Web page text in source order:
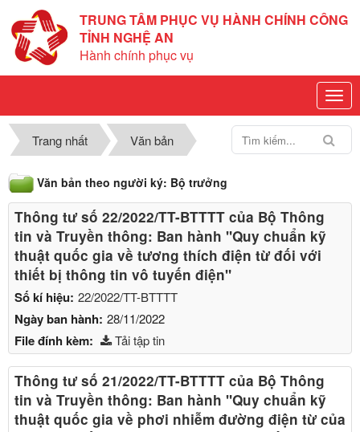
TRUNG TÂM PHỤC VỤ HÀNH CHÍNH CÔNG
TỈNH NGHỆ AN
Hành chính phục vụ
Trang nhất Văn bản
Văn bản theo người ký: Bộ trưởng
Thông tư số 22/2022/TT-BTTTT của Bộ Thông
tin và Truyền thông: Ban hành "Quy chuẩn kỹ
thuật quốc gia về tương thích điện từ đối với
thiết bị thông tin vô tuyến điện"
Số kí hiệu: 22/2022/TT-BTTTT
Ngày ban hành: 28/11/2022
File đính kèm: Tải tập tin
Thông tư số 21/2022/TT-BTTTT của Bộ Thông
tin và Truyền thông: Ban hành "Quy chuẩn kỹ
thuật quốc gia về phơi nhiễm đường điện từ của